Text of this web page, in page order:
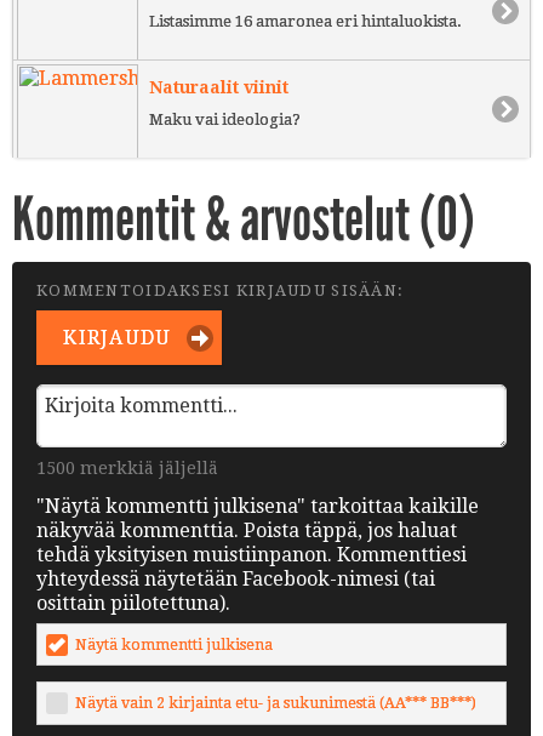
Listasimme 16 amaronea eri hintaluokista.
Naturaalit viinit
Maku vai ideologia?
Kommentit & arvostelut (0)
KOMMENTOIDAKSESI KIRJAUDU SISÄÄN:
KIRJAUDU
1500 merkkiä jäljellä
"Näytä kommentti julkisena" tarkoittaa kaikille
näkyvää kommenttia. Poista täppä, jos haluat
tehdä yksityisen muistiinpanon. Kommenttiesi
yhteydessä näytetään Facebook-nimesi (tai
osittain piilotettuna).
Näytä kommentti julkisena
Näytä vain 2 kirjainta etu- ja sukunimestä (AA*** BB***)